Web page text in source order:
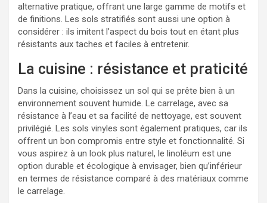
alternative pratique, offrant une large gamme de motifs et
de finitions. Les sols stratifiés sont aussi une option à
considérer : ils imitent l’aspect du bois tout en étant plus
résistants aux taches et faciles à entretenir.
La cuisine : résistance et praticité
Dans la cuisine, choisissez un sol qui se prête bien à un
environnement souvent humide. Le carrelage, avec sa
résistance à l’eau et sa facilité de nettoyage, est souvent
privilégié. Les sols vinyles sont également pratiques, car ils
offrent un bon compromis entre style et fonctionnalité. Si
vous aspirez à un look plus naturel, le linoléum est une
option durable et écologique à envisager, bien qu’inférieur
en termes de résistance comparé à des matériaux comme
le carrelage.